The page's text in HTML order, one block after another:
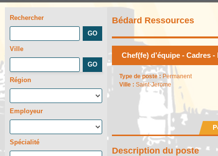
Rechercher
Ville
Région
Employeur
Spécialité
Bédard Ressources
Chef(fe) d’équipe - Cadres
Type de poste : Permanent
Ville : Saint-Jerome
Description du poste